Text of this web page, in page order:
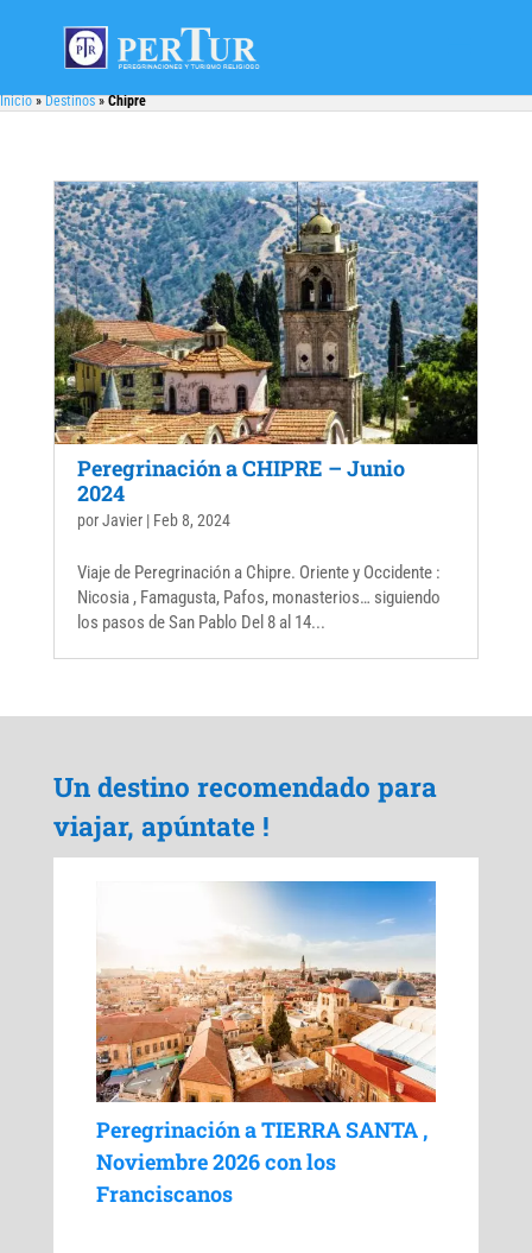
Inicio»Destinos»Chipre
Peregrinación a CHIPRE – Junio
2024
porJavier| Feb 8, 2024
Viaje de Peregrinación a Chipre. Oriente y Occidente :
Nicosia , Famagusta, Pafos, monasterios… siguiendo
los pasos de San Pablo Del 8 al 14...
Un destino recomendado para
viajar, apúntate !
Peregrinación a TIERRA SANTA ,
Noviembre 2026 con los
Franciscanos